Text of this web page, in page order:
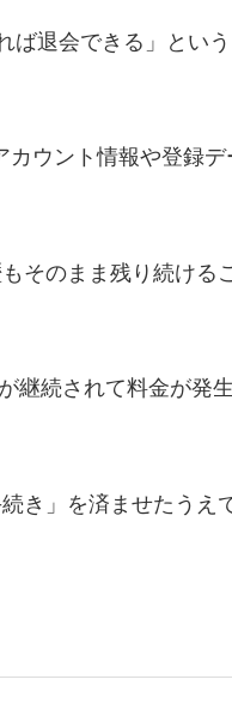
ば退会できる」とい
ウント情報や登録デ
そのまま残り続ける
継続されて料金が発
き」を済ませたうえ